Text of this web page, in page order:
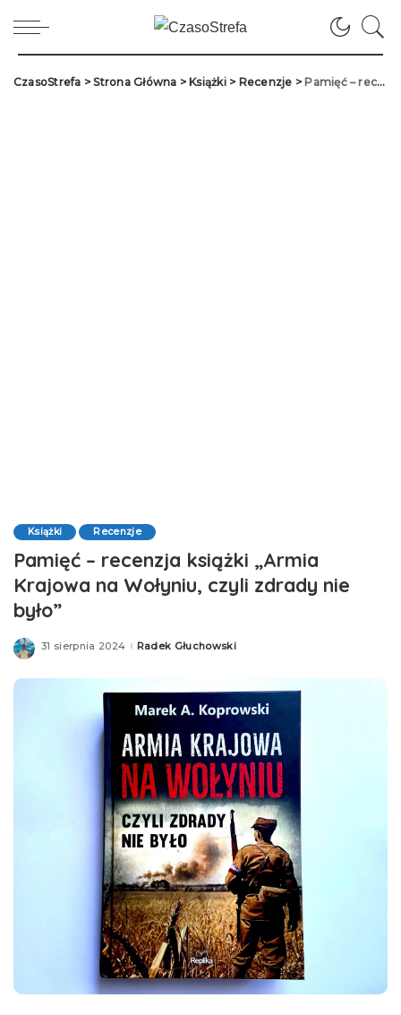
CzasoStrefa >Strona Główna > Książki> Recenzje > Pamięć – recenzja książki „Armia Krajowa na Wołyniu, czyli zdrady nie było”
Książki Recenzje
Pamięć – recenzja książki „Armia
Krajowa na Wołyniu, czyli zdrady nie
było”
31 sierpnia 2024Posted
Radek Głuchowski